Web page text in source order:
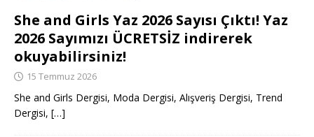
She and Girls Yaz 2026 Sayısı Çıktı! Yaz
2026 Sayımızı ÜCRETSİZ indirerek
okuyabilirsiniz!
15 Temmuz 2026
She and Girls Dergisi, Moda Dergisi, Alışveriş Dergisi, Trend
Dergisi, […]